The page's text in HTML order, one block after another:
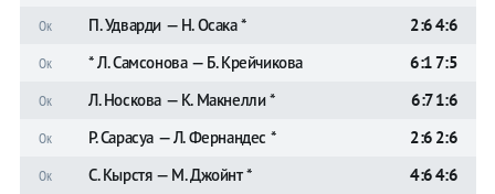
Ок П. Удварди — Н. Осака * 2:6 4:6
Ок * Л. Самсонова — Б. Крейчикова 6:1 7:5
Ок Л. Носкова — К. Макнелли * 6:7 1:6
Ок Р. Сарасуа — Л. Фернандес * 2:6 2:6
Ок С. Кырстя — М. Джойнт * 4:6 4:6